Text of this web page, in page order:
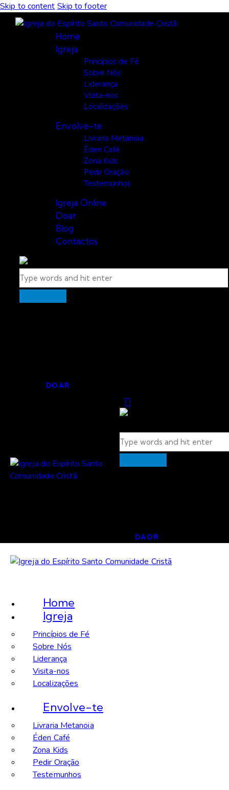
Skip to content Skip to footer
Home
Igreja
Princípios de Fé
Sobre Nós
Liderança
Visita-nos
Localizações
Envolve-te
Livraria Metanoia
Éden Café
Zona Kids
Pedir Oração
Testemunhos
Igreja Online
Doar
Blog
Contactos
DOAR
DAOR
Home
Igreja
Princípios de Fé
Sobre Nós
Liderança
Visita-nos
Localizações
Envolve-te
Livraria Metanoia
Éden Café
Zona Kids
Pedir Oração
Testemunhos